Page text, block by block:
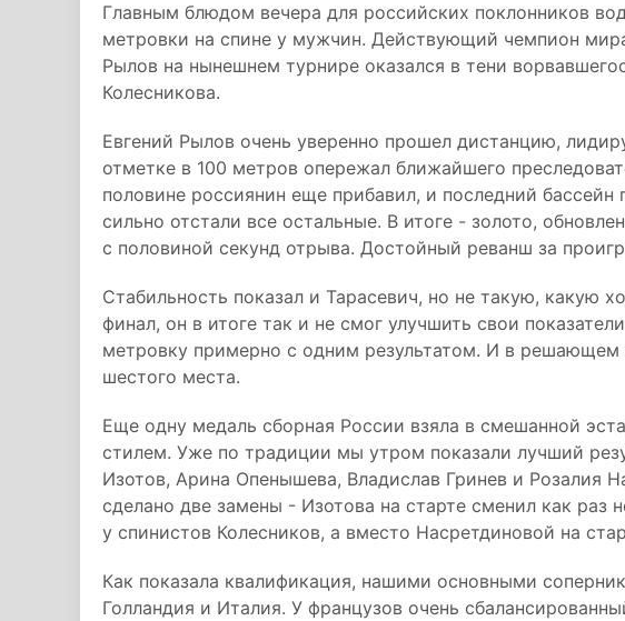
Главным блюдом вечера для российских поклонников
метровки на спине у мужчин. Действующий чемпион
Рылов на нынешнем турнире оказался в тени
Колесникова.
Евгений Рылов очень уверенно прошел дистанцию,
отметке в 100 метров опережал ближайшего
половине россиянин еще прибавил, и последний бассейн
сильно отстали все остальные. В итоге - золото,
с половиной секунд отрыва. Достойный реванш за
Стабильность показал и Тарасевич, но не такую, какую
финал, он в итоге так и не смог улучшить свои
метровку примерно с одним результатом. И в решающем
шестого места.
Еще одну медаль сборная России взяла в смешанной
стилем. Уже по традиции мы утром показали лучший
Изотов, Арина Опенышева, Владислав Гринев и Розалия
сделано две замены - Изотова на старте сменил как
у спинистов Колесников, а вместо Насретдиновой на
Как показала квалификация, нашими основными
Голландия и Италия. У французов очень